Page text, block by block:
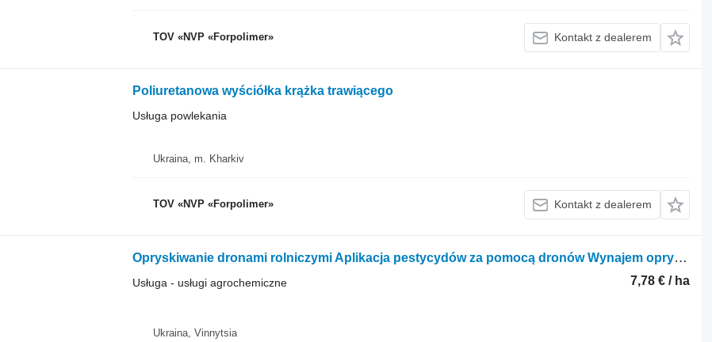
TOV «NVP «Forpolimer» Kontakt z dealerem
Poliuretanowa wyściółka krążka trawiącego
Usługa powlekania
Ukraina, m. Kharkiv
TOV «NVP «Forpolimer» Kontakt z dealerem
Opryskiwanie dronami rolniczymi Aplikacja pestycydów za pomocą dronów Wynajem opryskiwaczy
7,78 € / ha
Usługa - usługi agrochemiczne
Ukraina, Vinnytsia